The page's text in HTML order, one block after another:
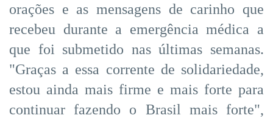
orações e as mensagens de carinho que
recebeu durante a emergência médica a
que foi submetido nas últimas semanas.
"Graças a essa corrente de solidariedade,
estou ainda mais firme e mais forte para
continuar fazendo o Brasil mais forte",